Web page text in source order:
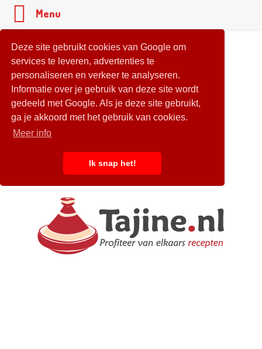
Deze site gebruikt cookies van Google om
services te leveren, advertenties te
personaliseren en verkeer te analyseren.
Informatie over je gebruik van deze site wordt
gedeeld met Google. Als je deze site gebruikt,
ga je akkoord met het gebruik van cookies.
Meer info
Ik snap het!
Menu